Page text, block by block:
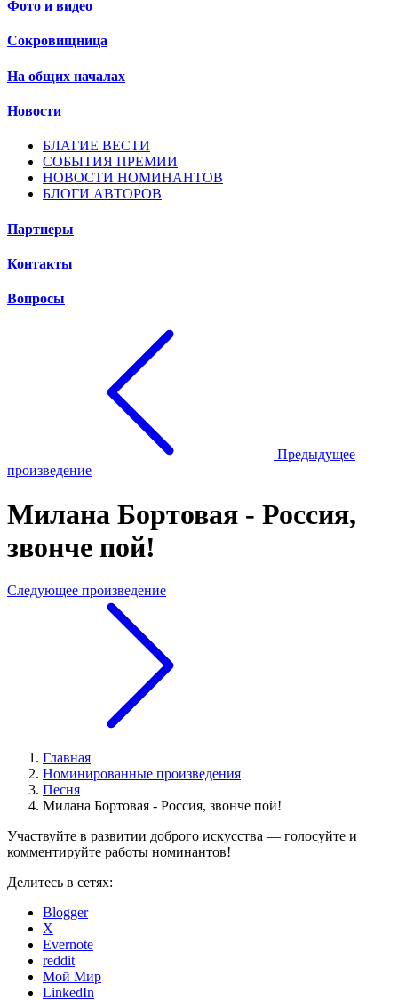
Фото и видео
Сокровищница
На общих началах
Новости
БЛАГИЕ ВЕСТИ
СОБЫТИЯ ПРЕМИИ
НОВОСТИ НОМИНАНТОВ
БЛОГИ АВТОРОВ
Партнеры
Контакты
Вопросы
Предыдущее
произведение
Милана Бортовая - Россия,
звонче пой!
Следующее произведение
Главная
Номинированные произведения
Песня
Милана Бортовая - Россия, звонче пой!
Участвуйте в развитии доброго искусства — голосуйте и
комментируйте работы номинантов!
Делитесь в сетях:
Blogger
X
Evernote
reddit
Мой Мир
LinkedIn